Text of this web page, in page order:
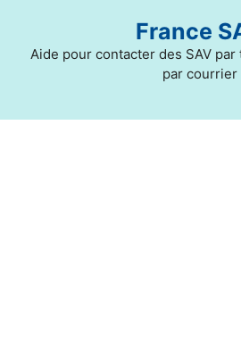
contenu
France
Aide pour contacter des SAV
par courrier